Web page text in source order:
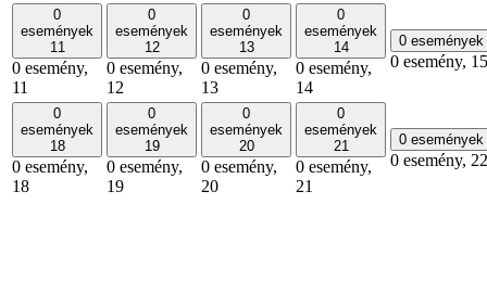
0
események
11
0 esemény,
11
0
események
12
0 esemény,
12
0
események
13
0 esemény,
13
0
események
14
0 esemény,
14
0 események
0 esemény, 15
0
események
18
0 esemény,
18
0
események
19
0 esemény,
19
0
események
20
0 esemény,
20
0
események
21
0 esemény,
21
0 események
0 esemény, 22